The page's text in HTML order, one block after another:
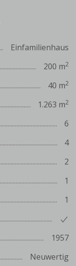
Einfamilienhaus
200 m2
40 m2
1.263 m2
6
4
2
1
1
1957
Neuwertig